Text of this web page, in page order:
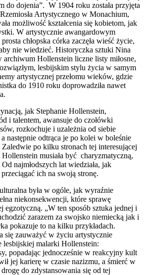
do dojenia”. W 1904 roku została przyjęta
Artystycznego w Monachium,
możliwość kształcenia się kobietom, jak
W artystycznie awangardowym
chłopska córka zaczęła wieść życie,
nie wiedzieć. Historyczka sztuki Nina
archiwum Hollenstein liczne listy miłosne,
lesbijskim stylu życia w samym
artystycznej przełomu wieków, gdzie
do 1910 roku doprowadziła nawet
jak Stephanie Hollenstein,
i talentem, awansuje do czołówki
rozkochuje i uzależnia od siebie
następnie odtrąca je po kolei w boleśnie
Zaledwie po kilku stronach tej interesującej
musiała być charyzmatyczną,
najmłodszych lat wiedziała, jak
ich na swoją stronę.
była w ogóle, jak wyraźnie
niekonsekwencji, które sprawę
egzotyczną. „W ten sposób sztuka jednej i
zarazem za swojsko niemiecką jak i
pokazuje to na kilku przykładach.
się zauważyć w życiu artystycznie
lesbijskiej malarki Hollenstein:
popadając jednocześnie w reakcyjny kult
jej karierę w czasie nazizmu, a śmierć w
do zdystansowania się od tej